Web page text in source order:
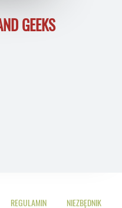
GEEKS
REGULAMIN NIEZBĘDNIK